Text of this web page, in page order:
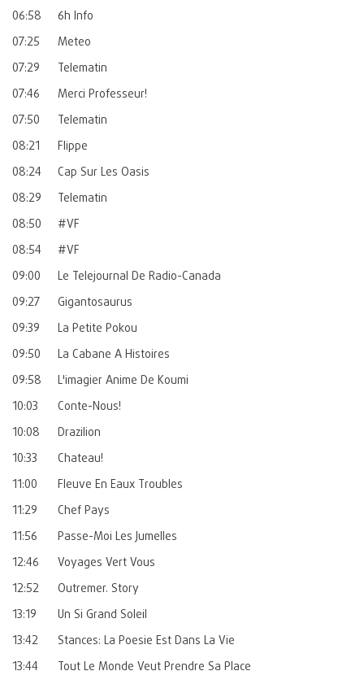
06:58
6h Info
07:25
Meteo
07:29
Telematin
07:46
Merci Professeur!
07:50
Telematin
08:21
Flippe
08:24
Cap Sur Les Oasis
08:29
Telematin
08:50
#VF
08:54
#VF
09:00
Le Telejournal De Radio-Canada
09:27
Gigantosaurus
09:39
La Petite Pokou
09:50
La Cabane A Histoires
09:58
L'imagier Anime De Koumi
10:03
Conte-Nous!
10:08
Drazilion
10:33
Chateau!
11:00
Fleuve En Eaux Troubles
11:29
Chef Pays
11:56
Passe-Moi Les Jumelles
12:46
Voyages Vert Vous
12:52
Outremer. Story
13:19
Un Si Grand Soleil
13:42
Stances: La Poesie Est Dans La Vie
13:44
Tout Le Monde Veut Prendre Sa Place